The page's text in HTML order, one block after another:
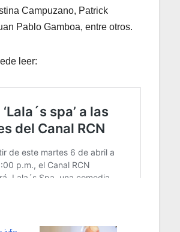
Campuzano, Patrick
Pablo Gamboa, entre otros.
leer: